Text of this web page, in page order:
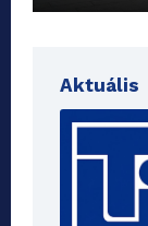
Aktuális